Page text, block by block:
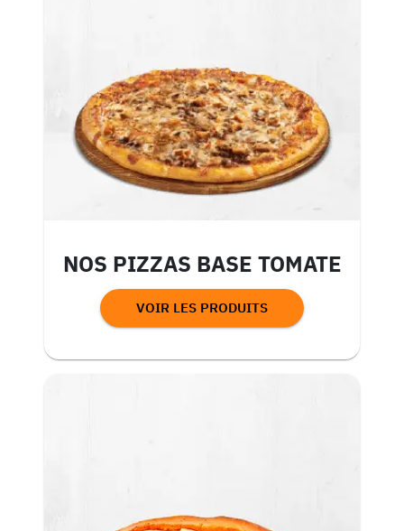
NOS PIZZAS BASE TOMATE
VOIR LES PRODUITS